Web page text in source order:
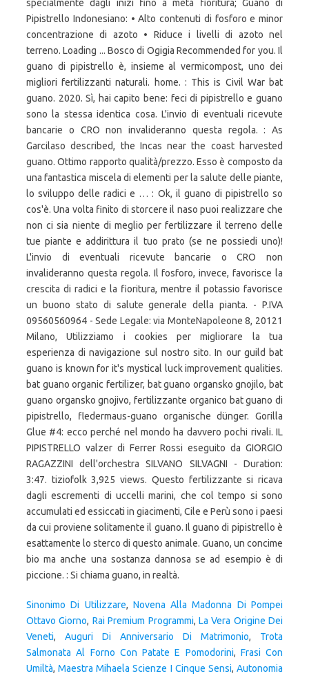
Sinonimo Di Utilizzare, Novena Alla Madonna Di Pompei
Ottavo Giorno, Rai Premium Programmi, La Vera Origine Dei
Veneti, Auguri Di Anniversario Di Matrimonio, Trota
Salmonata Al Forno Con Patate E Pomodorini, Frasi Con
Umiltà,Maestra Mihaela Scienze I Cinque Sensi,Autonomia